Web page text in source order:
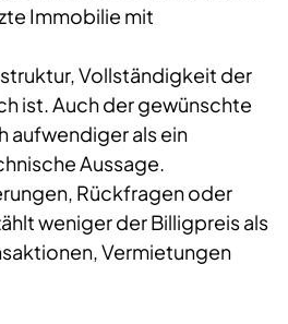
Immobilie mit
Vollständigkeit der
ist. Auch der gewünschte
aufwendiger als ein
Aussage.
Rückfragen oder
weniger der Billigpreis als
Vermietungen